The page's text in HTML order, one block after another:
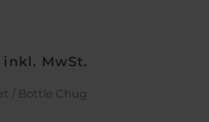
inkl. MwSt.
/ Bottle Chug